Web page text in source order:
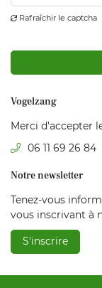
AVIS
ACTUALITÉS
 Rafraîchir le captcha
Vogelzang
Merci d'accepter
06 11 69 26 84
Notre newsletter
Tenez-vous
vous inscrivant à
S'inscrire